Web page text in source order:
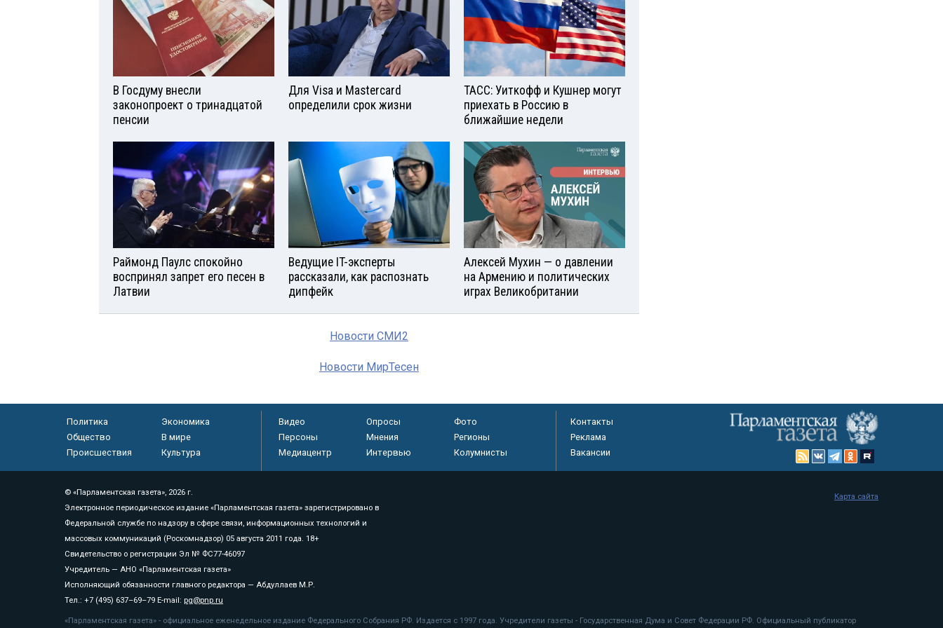
В Госдуму внесли
законопроект о тринадцатой
пенсии
Для Visа и Mastercard
определили срок жизни
ТАСС: Уиткофф и Кушнер могут
приехать в Россию в
ближайшие недели
Раймонд Паулс спокойно
воспринял запрет его песен в
Латвии
Ведущие IT-эксперты
рассказали, как распознать
дипфейк
Алексей Мухин — о давлении
на Армению и политических
играх Великобритании
Новости СМИ2
Новости МирТесен
Политика
Экономика
Общество
В мире
Происшествия
Культура
Видео Опросы
Фото
Персоны
Мнения
Регионы
Медиацентр
Интервью Колумнисты
Контакты
Реклама
Вакансии
© «Парламентская газета», 2026 г.
Электронное периодическое издание «Парламентская газета» зарегистрировано в
Федеральной службе по надзору в сфере связи, информационных технологий и
массовых коммуникаций (Роскомнадзор) 05 августа 2011 года. 18+
Свидетельство о регистрации Эл № ФС77-46097
Учредитель — АНО «Парламентская газета»
Исполняющий обязанности главного редактора — Абдуллаев М.Р.
Тел.: +7 (495) 637–69–79 E-mail: pg@pnp.ru
«Парламентская газета» - официальное еженедельное издание Федерального Собрания РФ. Издается с 1997 года. Учредители газеты - Государственная Дума и Совет Федерации РФ. Официальный публикатор
Карта сайта